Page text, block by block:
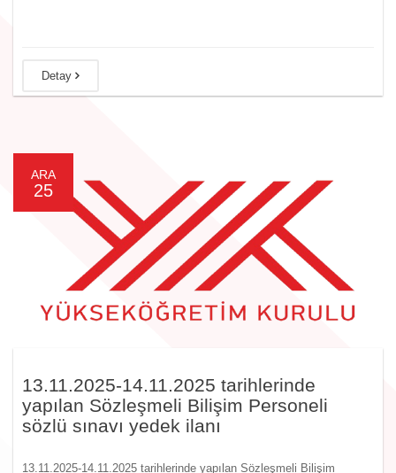
Detay
ARA
25
13.11.2025-14.11.2025 tarihlerinde
yapılan Sözleşmeli Bilişim Personeli
sözlü sınavı yedek ilanı
13.11.2025-14.11.2025 tarihlerinde yapılan Sözleşmeli Bilişim